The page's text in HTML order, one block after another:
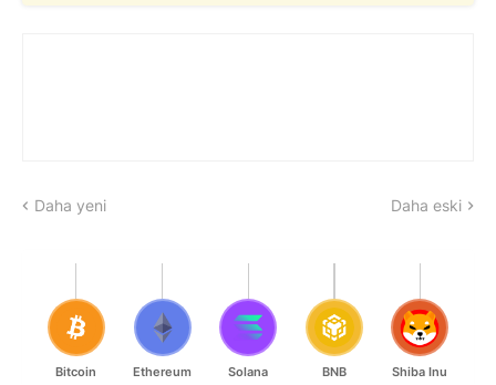
Daha yeni Daha eski
Bitcoin Ethereum Solana BNB Shiba Inu